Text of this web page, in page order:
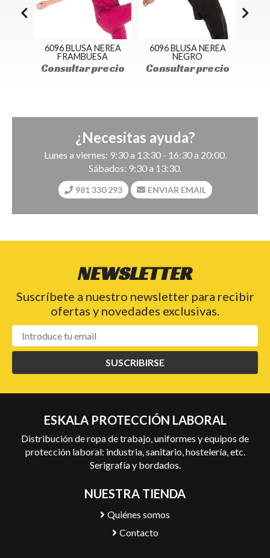
6096 BLUSA NEREA
FRAMBUESA
Consultar precio
6096 BLUSA NEREA
NEGRO
Consultar precio
¿Necesitas ayuda?
Lunes a viernes: 9:30 a 13:30 - 16:30 a 20:00.
Sábados: 9:30 a 13:30.
981 330 293 ENVIAR EMAIL
NEWSLETTER
Suscríbete a nuestro newsletter para recibir
ofertas y novedades exclusivas.
SUSCRIBIRSE
ESKALA PROTECCIÓN LABORAL
Distribución de ropa de trabajo, uniformes y equipos de
protección laboral: industria, sanitario, hostelería, etc.
Serigrafía y bordados.
NUESTRA TIENDA
Quiénes somos
Contacto